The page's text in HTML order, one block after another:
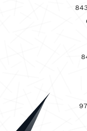
Kilometerstand